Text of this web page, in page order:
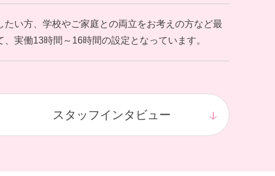
い方、学校やご家庭との両立をお考えの方など最
実働13時間～16時間の設定となっています。
スタッフインタビュー